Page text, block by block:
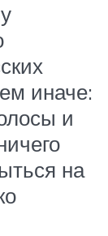
иначе:
и
на